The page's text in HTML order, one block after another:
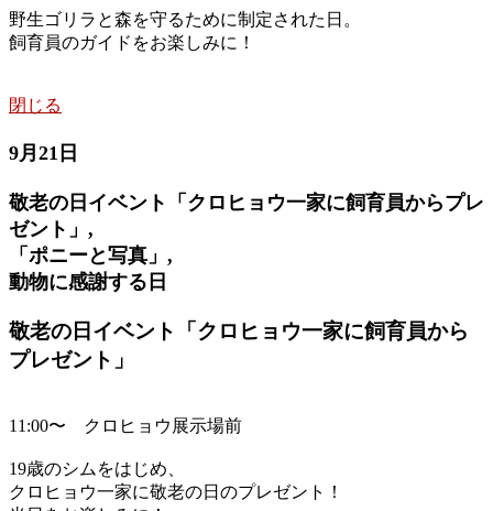
野生ゴリラと森を守るために制定された日。
飼育員のガイドをお楽しみに！
閉じる
9月21日
敬老の日イベント「クロヒョウ一家に飼育員からプレ
ゼント」,
「ポニーと写真」,
動物に感謝する日
敬老の日イベント「クロヒョウ一家に飼育員から
プレゼント」
11:00〜 クロヒョウ展示場前
19歳のシムをはじめ、
クロヒョウ一家に敬老の日のプレゼント！